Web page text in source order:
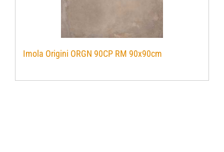
Onderhoudsmiddelen
Verwerkingsmaterialen
Imola Origini ORGN 90CP RM 90x90cm